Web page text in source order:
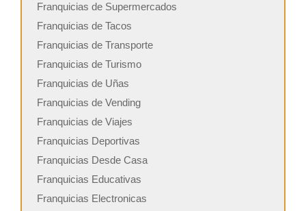
Franquicias de Supermercados
Franquicias de Tacos
Franquicias de Transporte
Franquicias de Turismo
Franquicias de Uñas
Franquicias de Vending
Franquicias de Viajes
Franquicias Deportivas
Franquicias Desde Casa
Franquicias Educativas
Franquicias Electronicas